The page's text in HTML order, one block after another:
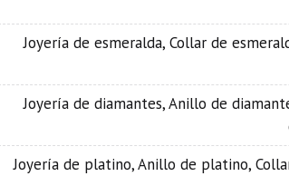
Joyería de esmeralda, Collar de
Joyería de diamantes, Anillo de
Joyería de platino, Anillo de platino,